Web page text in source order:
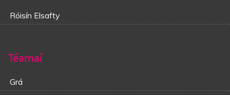
Róisín Elsafty
Téamaí
Grá